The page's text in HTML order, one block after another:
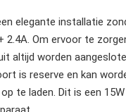
elegante installatie
2.4A. Om ervoor te
altijd worden
is reserve en kan
te laden. Dit is een